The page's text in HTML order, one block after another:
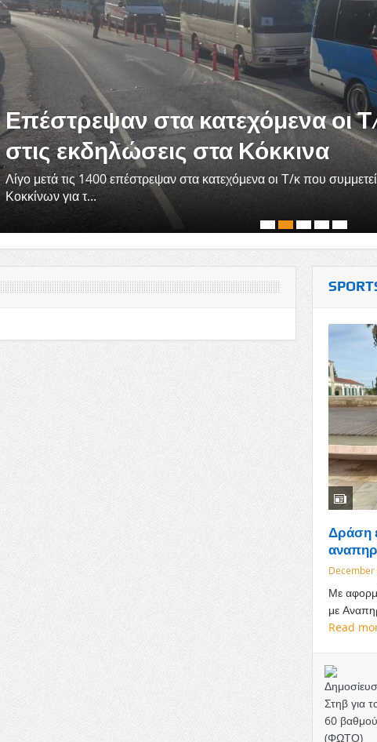
Επέστρεψαν στα κατεχόμενα οι
στις εκδηλώσεις στα Κόκκινα
Λίγο μετά τις 1400 επέστρεψαν στα κατεχόμενα οι Τ/κ που
Κοκκίνων για τ...
Δράση
December
Με
με
Read